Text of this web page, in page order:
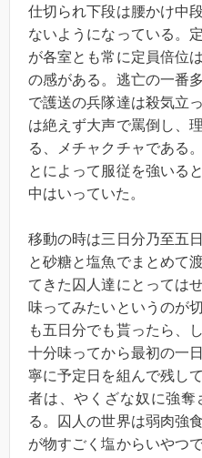
仕切られ下段は腰かけ中
ないようになっている。
が各室とも常に定員倍位
の感がある。逃亡の一番
で護送の兵隊達は殺気立
は絶えず大声で罵倒し、
る、メチャクチャである
とによって服従を強いる
中はいっていた。
移動の時は三日分乃至五
と砂糖と塩魚でまとめて
てきた囚人達にとっては
味ってみたいというのが
も五日分でも貰ったら、
十分味ってから最初の一
寧に予定日を組んで残し
者は、やくざな奴に強
る。囚人の世界は弱肉強
が物すごく塩からいやつ